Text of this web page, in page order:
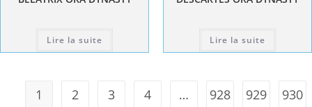
Lire la suite Lire la suite
1 2 3 4 … 928 929 930